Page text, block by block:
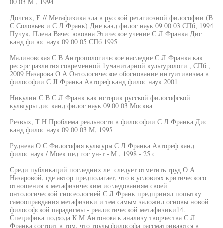
Дочгих, Е // Метафизика зла в русской ретагиозной философии (В
С Соловьев и С Л Франк) Дне канд филос наук 09 00 03 СПб, 1994
Пучук, Плена Вячес ювовна Этическое учение С Л Франка Дис
канд фи юс наук 09 00 05 СПб 1995
Малиновская С В Антропологическое наследие С Л Франка как
рес>рс разлития современной 1уманитарной культурологи , СПб ,
2009 Назарова О А Онтологическое обоснование интуитивизма в
философии С JI Франка Автореф канд филос наук 2001
Никулин С В С Л Франк как историк русской философской
культуры дис канд филос наук 09 00 03 Москва
Резвых, Т H Проблема реальности в философии С Л Франка Дис
канд филос наук 09 00 03 М, 1995
Руднева О С Философия культуры С Л Франка Автореф канд
филос наук / Моек пед гос ун-т - M , 1998 - 25 с
Среди публикаций последних лет следует отметить труд О А
Назаровой, где автор предполагает, что в условиях критического
отношения к метафизическим исследованиям своей
онтологической гносеологией С Л Франк предпринял попытку
самооправдания метафизики и тем самым заложил основы новой
философской парадигмы - реалистической метафизики14.
Специфика подхода К М Антонова к анализу творчества С Л
Франка состоит в том, что труды философа рассматриваются в